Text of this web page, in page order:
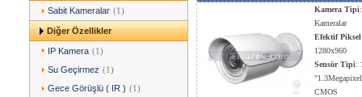
Sabit Kameralar (1)
Diğer Özellikler
IP Kamera (1)
Su Geçirmez (1)
Gece Görüşlü ( IR ) (1)
Kamera Tipi
Kameralar
Efektif Piksel
1280x960
Sensör Tipi:
CMOS